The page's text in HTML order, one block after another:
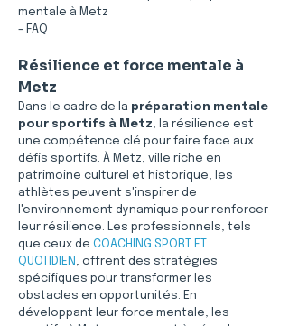
mentale à Metz
- FAQ
Résilience et force mentale à
Metz
Dans le cadre de la préparation mentale
pour sportifs à Metz, la résilience est
une compétence clé pour faire face aux
défis sportifs. À Metz, ville riche en
patrimoine culturel et historique, les
athlètes peuvent s'inspirer de
l'environnement dynamique pour renforcer
leur résilience. Les professionnels, tels
que ceux de COACHING SPORT ET
QUOTIDIEN , offrent des stratégies
spécifiques pour transformer les
obstacles en opportunités. En
développant leur force mentale, les